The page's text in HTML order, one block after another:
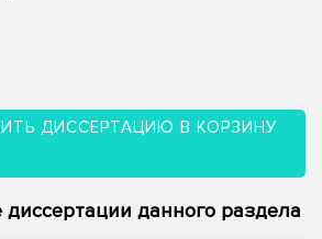
ДИССЕРТАЦИЮ В КОРЗИНУ
данного раздела